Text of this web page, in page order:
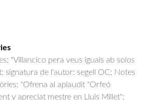
"Villancico pera veus iguals ab solos
signatura de l'autor: segell OC; Notes
"Ofrena al aplaudit "Orfeó
y apreciat mestre en Lluis Millet";